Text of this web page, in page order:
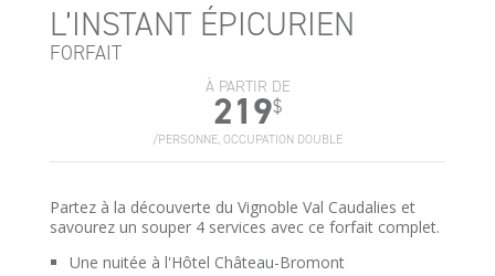
L’INSTANT ÉPICURIEN
FORFAIT
À PARTIR DE
219$
/PERSONNE, OCCUPATION DOUBLE
Partez à la découverte du Vignoble Val Caudalies et
savourez un souper 4 services avec ce forfait complet.
Une nuitée à l'Hôtel Château-Bromont